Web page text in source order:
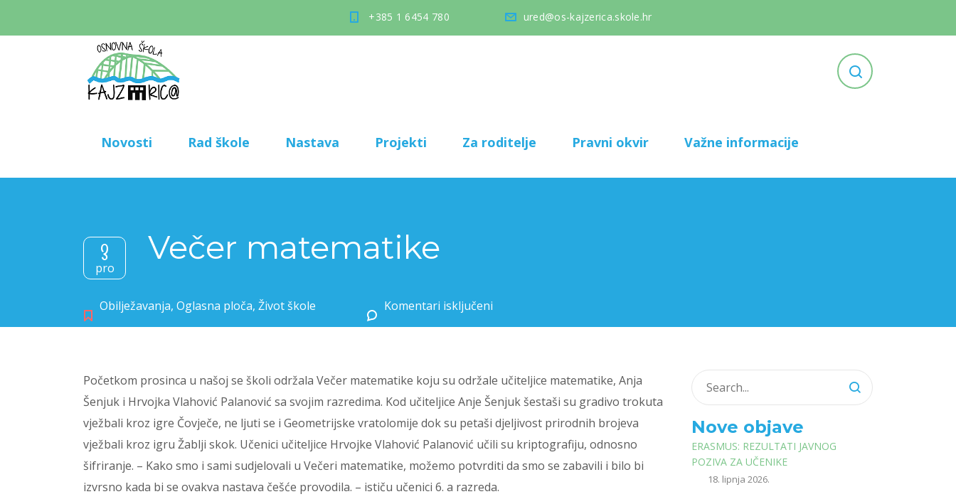
+385 1 6454 780 ured@os-kajzerica.skole.hr
Novosti Rad škole Nastava Projekti Za roditelje Pravni okvir Važne informacije
3
pro
Večer matematike
Obilježavanja, Oglasna ploča, Život škole Komentari isključeni
Početkom prosinca u našoj se školi održala Večer matematike koju su održale učiteljice matematike, Anja
Šenjuk i Hrvojka Vlahović Palanović sa svojim razredima. Kod učiteljice Anje Šenjuk šestaši su gradivo trokuta
vježbali kroz igre Čovječe, ne ljuti se i Geometrijske vratolomije dok su petaši djeljivost prirodnih brojeva
vježbali kroz igru Žablji skok. Učenici učiteljice Hrvojke Vlahović Palanović učili su kriptografiju, odnosno
šifriranje. – Kako smo i sami sudjelovali u Večeri matematike, možemo potvrditi da smo se zabavili i bilo bi
izvrsno kada bi se ovakva nastava češće provodila. – ističu učenici 6. a razreda.
Nove objave
ERASMUS: REZULTATI JAVNOG
POZIVA ZA UČENIKE
18. lipnja 2026.